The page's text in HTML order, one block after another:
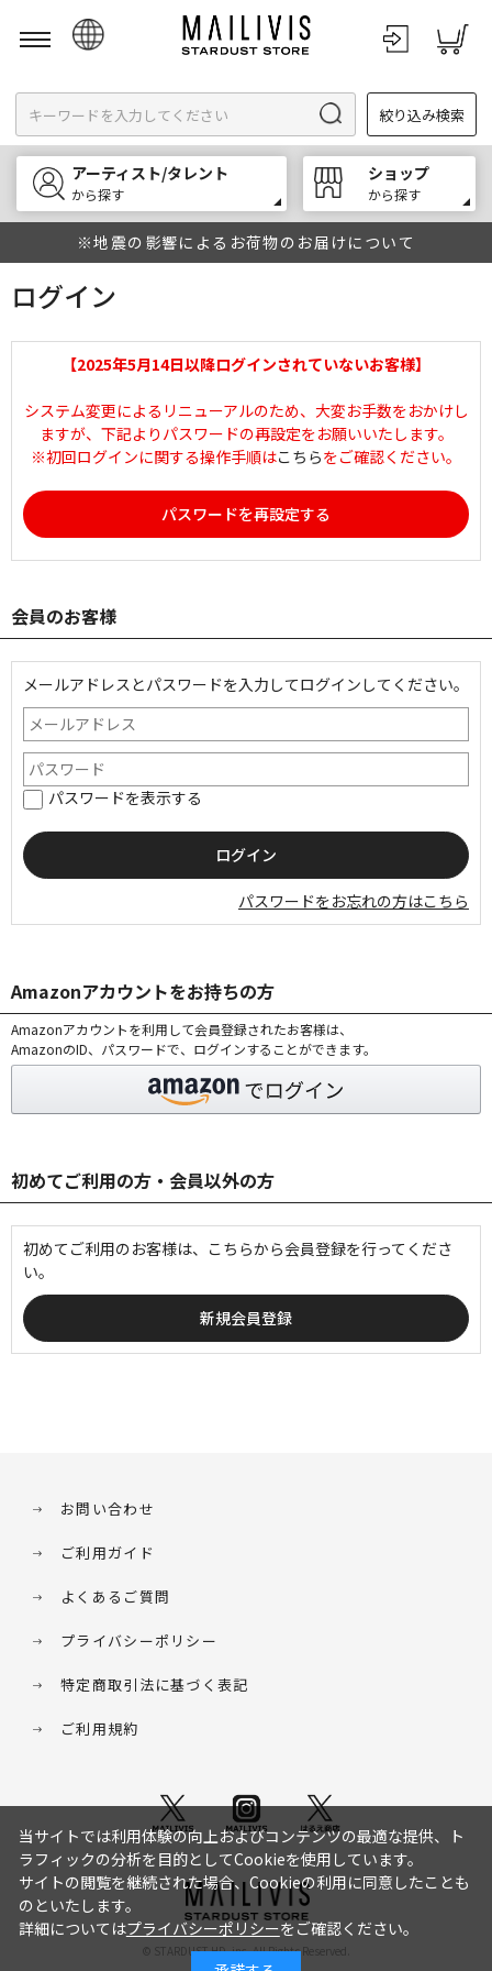
English
한국어
中文
絞り込み検索
アーティスト/タレント
から探す
ショップ
から探す
※地震の影響によるお荷物のお届けについて
ログイン
【2025年5月14日以降ログインされていないお客様】
システム変更によるリニューアルのため、大変お手数をおかけし
ますが、下記よりパスワードの再設定をお願いいたします。
※初回ログインに関する操作手順はこちらをご確認ください。
パスワードを再設定する
会員のお客様
メールアドレスとパスワードを入力してログインしてください。
パスワードを表示する
パスワードをお忘れの方はこちら
Amazonアカウントをお持ちの方
Amazonアカウントを利用して会員登録されたお客様は、
AmazonのID、パスワードで、ログインすることができます。
初めてご利用の方・会員以外の方
初めてご利用のお客様は、こちらから会員登録を行ってくださ
い。
お問い合わせ
ご利用ガイド
よくあるご質問
プライバシーポリシー
特定商取引法に基づく表記
ご利用規約
© STARDUST HD. inc. All Rights Reserved.
当サイトでは利用体験の向上およびコンテンツの最適な提供、ト
ラフィックの分析を目的としてCookieを使用しています。
サイトの閲覧を継続された場合、Cookieの利用に同意したことも
のといたします。
詳細についてはプライバシーポリシーをご確認ください。